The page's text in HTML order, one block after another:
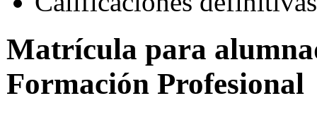
Matrícula para
Formación Profesional